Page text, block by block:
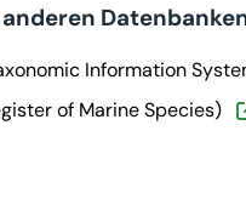
Information
of Marine Species)